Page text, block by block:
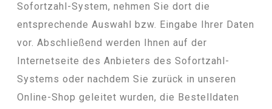
Sofortzahl-System, nehmen Sie dort die
entsprechende Auswahl bzw. Eingabe Ihrer Daten
vor. Abschließend werden Ihnen auf der
Internetseite des Anbieters des Sofortzahl-
Systems oder nachdem Sie zurück in unseren
Online-Shop geleitet wurden, die Bestelldaten